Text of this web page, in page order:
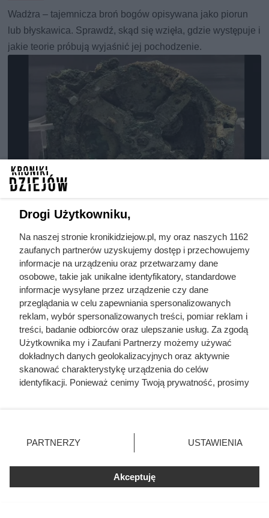
Wadżra – tajemnicza broń bogów opisywana jako piorun
lub błyskawica. Sprawdź, skąd się wzięła, gdzie występuje i
jakie teorie próbują wyjaśnić jej pochodzenie.
Starożytny „laptop” sprzed 2000
lat. Ten mechanizm nie powinien
istnieć
Starożytny „laptop” sprzed 2000 lat naprawdę istniał.
Mechanizm z Antykithiry zadziwia precyzją i funkcjami,
które przypominają współczesny komputer. Sprawdź, jak
działał i dlaczego wciąż budzi tyle pytań.
Drogi Użytkowniku,
Na naszej stronie kronikidziejow.pl, my oraz naszych 1162
zaufanych partnerów uzyskujemy dostęp i przechowujemy
informacje na urządzeniu oraz przetwarzamy dane
osobowe, takie jak unikalne identyfikatory, standardowe
informacje wysyłane przez urządzenie czy dane
przeglądania w celu zapewniania spersonalizowanych
reklam, wybór spersonalizowanych treści, pomiar reklam i
treści, badanie odbiorców oraz ulepszanie usług. Za zgodą
Użytkownika my i Zaufani Partnerzy możemy używać
dokładnych danych geolokalizacyjnych oraz aktywnie
skanować charakterystykę urządzenia do celów
identyfikacji. Ponieważ cenimy Twoją prywatność, prosimy
prywatności znajdujący się w lewym dolnym rogu strony
. Niektóre rodzaje przetwarzania danych nie wymagają
zgody użytkownika, ale masz prawo sprzeciwić się
takiemu przetwarzaniu. Preferencje będą miały
zastosowania tylko na tej witrynie.
PARTNERZY USTAWIENIA
Akceptuję